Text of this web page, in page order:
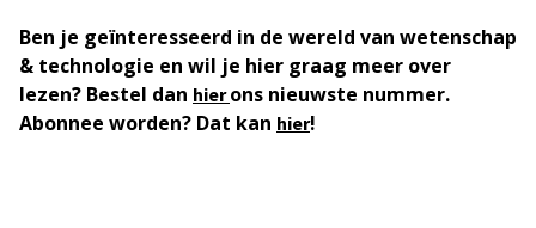
Ben je geïnteresseerd in de wereld van wetenschap
& technologie en wil je hier graag meer over
lezen? Bestel dan hierons nieuwste nummer.
Abonnee worden? Dat kan hier!